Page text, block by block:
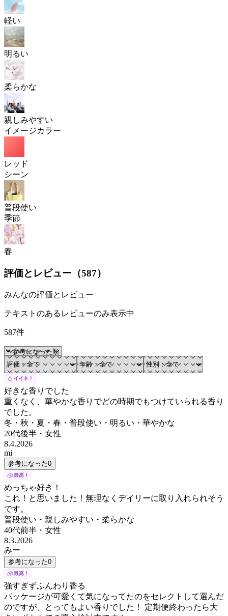
軽い
明るい
柔らかな
親しみやすい
イメージカラー
レッド
シーン
普段使い
季節
春
評価とレビュー（587）
みんなの評価とレビュー
テキストのあるレビューのみ表示中
587件
好きな香りでした
重くなく、華やかな香りでどの時期でもつけていられる香り
でした。
冬・秋・夏・春・普段使い・明るい・華やかな
20代後半 ・ 女性
8.4.2026
mi
参考になった0
めっちゃ好き！
これ！と思いました！無理なくデイリーに取り入れられそう
です。
普段使い・親しみやすい・柔らかな
40代前半 ・ 女性
8.3.2026
みー
参考になった0
強すぎずふんわり香る
パッケージが可愛くて気になってたのをセレクトして選んだ
のですが、とってもよい香りでした！ 定期便終わったら大